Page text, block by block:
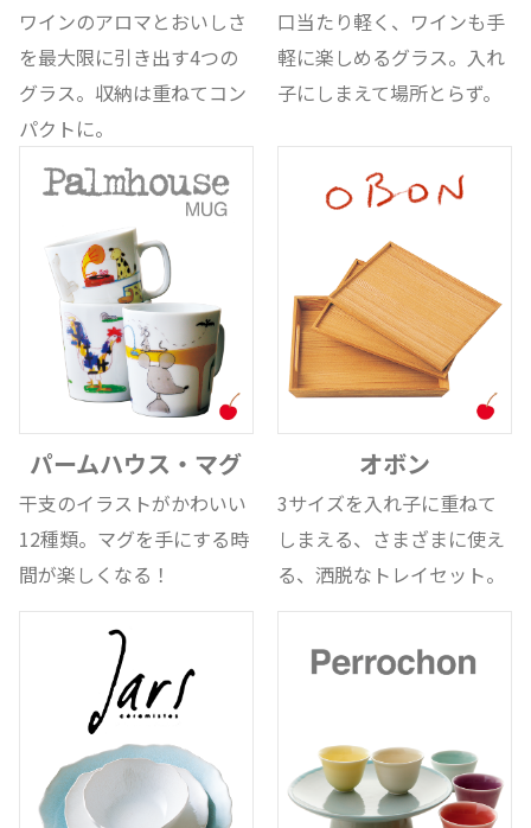
ワインのアロマとおいしさ
を最大限に引き出す4つの
グラス。収納は重ねてコン
パクトに。
口当たり軽く、ワインも手
軽に楽しめるグラス。入れ
子にしまえて場所とらず。
パームハウス・マグ
干支のイラストがかわいい
12種類。マグを手にする時
間が楽しくなる！
オボン
3サイズを入れ子に重ねて
しまえる、さまざまに使え
る、洒脱なトレイセット。